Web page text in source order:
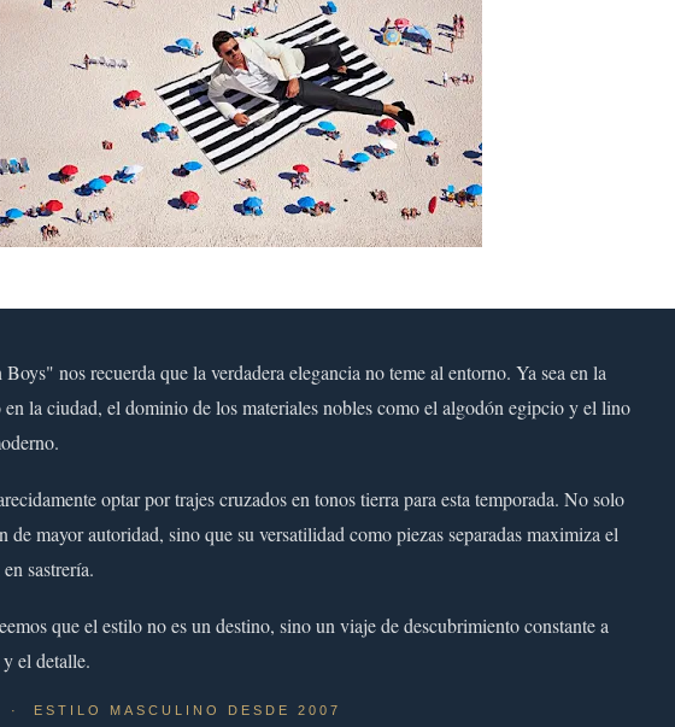
nos recuerda que la verdadera elegancia no teme al entorno. Ya sea en la
en la ciudad, el dominio de los materiales nobles como el algodón egipcio y el lino
optar por trajes cruzados en tonos tierra para esta temporada. No solo
de mayor autoridad, sino que su versatilidad como piezas separadas maximiza el
sastrería.
que el estilo no es un destino, sino un viaje de descubrimiento constante a
el detalle.
ESTILO MASCULINO DESDE 2007